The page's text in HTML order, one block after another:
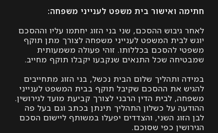
ואישור בית משפט לענייני משפחה:
ההסכם, שני בני הזוג יחתמו עליו וההסכם
המשפט לענייני משפחה לצורך מתן תוקף
להסכם בכללותו. זוהי פעולה משמעותית
שכל התנאים שנקבעו יקבלו תוקף מחייב.
ותהליך שלום הבית נכשל, בני הזוג מתחייבים
את ההסכם שקיבל תוקף בבית המשפט לענייני
לבית הדין הרבני לצורך קביעת מועד לגירושין.
על כשלון התהליך תינתן בכתב וגם בעל פה
השני, והצדדים יפעלו במשותף ליישום הסכם
כפי שסוכם.